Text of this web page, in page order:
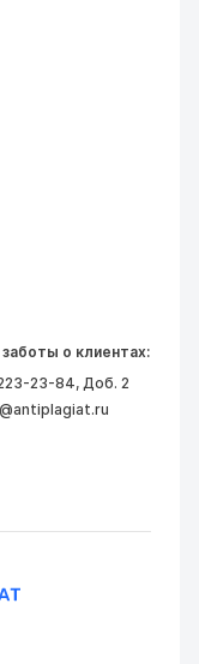
о клиентах:
23-84, Доб. 2